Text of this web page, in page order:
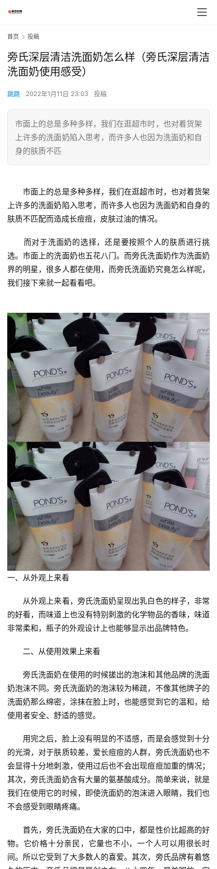
首页 投稿
旁氏深层清洁洗面奶怎么样（旁氏深层清洁
洗面奶使用感受）
跳跳 2022年1月11日 23:03 投稿
市面上的总是多种多样，我们在逛超市时，也对着货架
上许多的洗面奶陷入思考，而许多人也因为洗面奶和自
身的肤质不匹
市面上的总是多种多样，我们在逛超市时，也对着货架
上许多的洗面奶陷入思考，而许多人也因为洗面奶和自身的
肤质不匹配而造成长痘痘，皮肤过油的情况。
而对于洗面奶的选择，还是要按照个人的肤质进行挑
选。市面上的洗面奶也五花八门。而旁氏洗面奶作为洗面奶
界的明星，很多人都在使用，而旁氏洗面奶究竟怎么样呢，
我们接下来就一起看看吧。
一、从外观上来看
从外观上来看，旁氏洗面奶呈现出乳白色的样子，非常
的好看，而味道上也没有特别刺激的化学物品的香味，味道
非常柔和，瓶子的外观设计上也能够显示出品牌特色。
二、从使用效果上来看
旁氏洗面奶在使用的时候搓出的泡沫和其他品牌的洗面
奶泡沫不同。旁氏洗面奶的泡沫较为稀疏，不像其他牌子的
洗面奶那么绵密，涂抹在脸上时，也能感觉到它的温和，给
使用者安全、舒适的感觉。
用完之后，脸上没有明显的不适感，而是会感觉到十分
的光滑，对于肤质较差，爱长痘痘的人群，旁氏洗面奶也不
会显得十分地刺激，使用过后也不会出现痘痘加重的情况；
其次，旁氏洗面奶含有大量的氨基酸成分。简单来说，就是
我们在使用它的时候，即使洗面奶的泡沫进入眼睛，我们也
不会感受到眼睛疼痛。
首先，旁氏洗面奶在大家的口中，都是性价比超高的好
物。它价格十分亲民，它量也不小，一个人可以用很长时
间。所以它受到了大多数人的喜爱。其次，旁氏品牌有着悠